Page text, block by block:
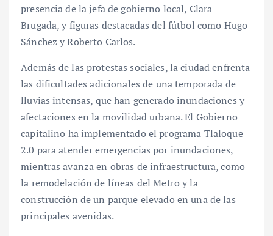
presencia de la jefa de gobierno local, Clara
Brugada, y figuras destacadas del fútbol como Hugo
Sánchez y Roberto Carlos.
Además de las protestas sociales, la ciudad enfrenta
las dificultades adicionales de una temporada de
lluvias intensas, que han generado inundaciones y
afectaciones en la movilidad urbana. El Gobierno
capitalino ha implementado el programa Tlaloque
2.0 para atender emergencias por inundaciones,
mientras avanza en obras de infraestructura, como
la remodelación de líneas del Metro y la
construcción de un parque elevado en una de las
principales avenidas.